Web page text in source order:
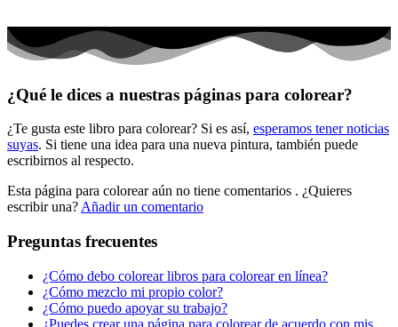
Transporte
Libros para colorear para niños
Nezaradené
Sin categorizar
¿Qué le dices a nuestras páginas para colorear?
¿Te gusta este libro para colorear? Si es así, esperamos tener noticias
suyas. Si tiene una idea para una nueva pintura, también puede
escribirnos al respecto.
Esta página para colorear aún no tiene comentarios . ¿Quieres
escribir una? Añadir un comentario
Preguntas frecuentes
¿Cómo debo colorear libros para colorear en línea?
¿Cómo mezclo mi propio color?
¿Cómo puedo apoyar su trabajo?
¿Puedes crear una página para colorear de acuerdo con mis